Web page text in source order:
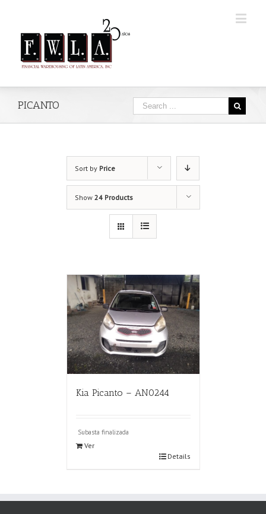
PICANTO
Sort by Price
Show 24 Products
Kia Picanto – AN0244
Subasta finalizada
Ver
Details